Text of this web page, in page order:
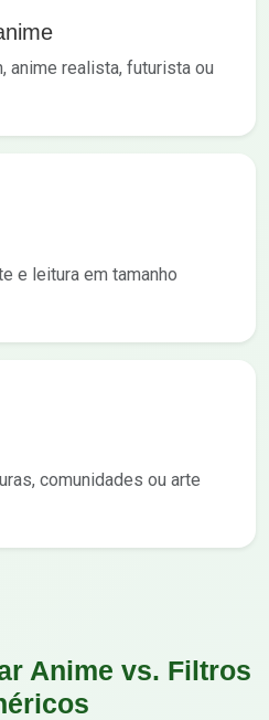
anime realista, futurista ou
e leitura em tamanho
comunidades ou arte
Anime vs. Filtros